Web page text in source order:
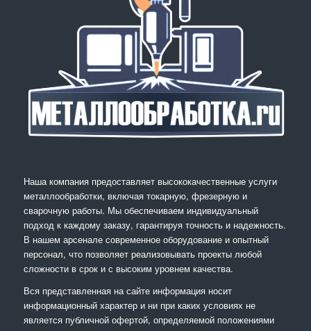
Наша компания предоставляет высококачественные услуги
металлообработки, включая токарную, фрезерную и
сварочную работы. Мы обеспечиваем индивидуальный
подход к каждому заказу, гарантируя точность и надежность.
В нашем арсенале современное оборудование и опытный
персонал, что позволяет реализовывать проекты любой
сложности в срок и с высоким уровнем качества.
Вся представленная на сайте информация носит
информационный характер и ни при каких условиях не
является публичной офертой, определяемой положениями